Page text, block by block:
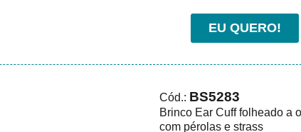
EU QUERO!
Cód.: BS5283
Brinco Ear Cuff folheado a
com pérolas e strass